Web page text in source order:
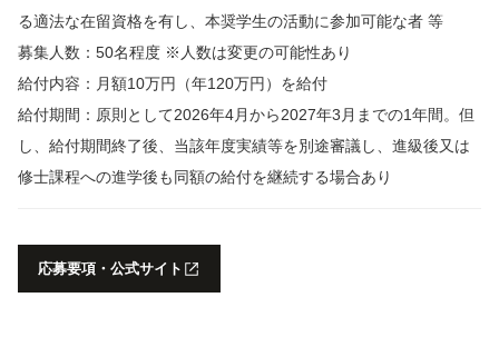
る適法な在留資格を有し、本奨学生の活動に参加可能な者 等
募集人数：50名程度 ※人数は変更の可能性あり
給付内容：月額10万円（年120万円）を給付
給付期間：原則として2026年4月から2027年3月までの1年間。但
し、給付期間終了後、当該年度実績等を別途審議し、進級後又は
修士課程への進学後も同額の給付を継続する場合あり
応募要項・公式サイト